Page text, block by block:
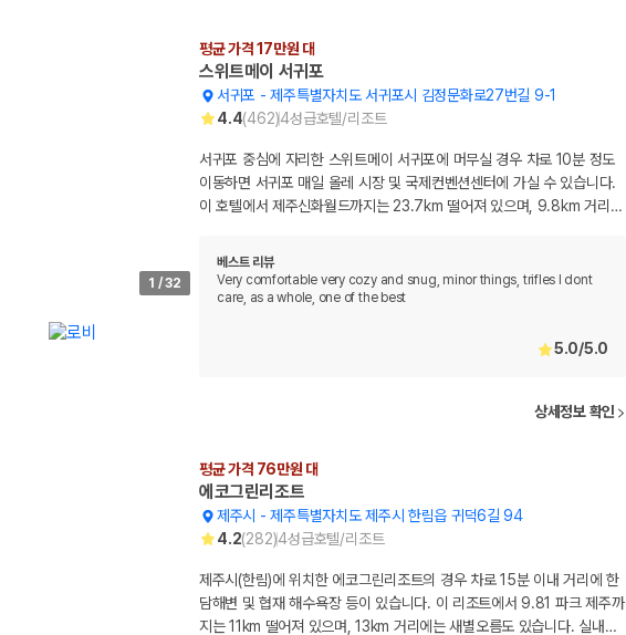
1 /32
평균 가격 17만원 대
스위트메이 서귀포
서귀포 -제주특별자치도 서귀포시 김정문화로27번길 9-1
4.4(462)4성급호텔/리조트
서귀포 중심에 자리한 스위트메이 서귀포에 머무실 경우 차로 10분 정도
이동하면 서귀포 매일 올레 시장 및 국제컨벤션센터에 가실 수 있습니다.
이 호텔에서 제주신화월드까지는 23.7km 떨어져 있으며, 9.8km 거리 …
베스트 리뷰
Very comfortable very cozy and snug, minor things, trifles I dont
care, as a whole, one of the best
5.0/5.0
상세정보 확인
평균 가격 76만원 대
에코그린리조트
제주시 -제주특별자치도 제주시 한림읍 귀덕6길 94
4.2(282)4성급호텔/리조트
제주시(한림)에 위치한 에코그린리조트의 경우 차로 15분 이내 거리에 한
담해변 및 협재 해수욕장 등이 있습니다. 이 리조트에서 9.81 파크 제주까
지는 11km 떨어져 있으며, 13km 거리에는 새별오름도 있습니다. 실내…